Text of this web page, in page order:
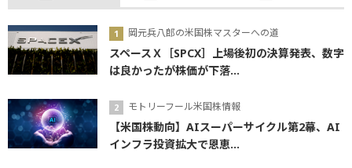
岡元兵八郎の米国株マスターへの道
スペースＸ［SPCX］上場後初の決算発表、数字
は良かったが株価が下落...
モトリーフール米国株情報
【米国株動向】AIスーパーサイクル第2幕、AI
インフラ投資拡大で恩恵...